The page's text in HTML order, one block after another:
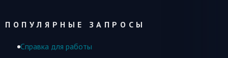
ПОПУЛЯРНЫЕ ЗАПРОСЫ
Справка для работы